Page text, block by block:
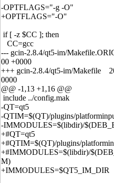
-OPTFLAGS="-g -O"
+OPTFLAGS="-O"
if [ -z $CC ]; then
CC=gcc
--- gcin-2.8.4/qt5-im/
00 +0000
+++ gcin-2.8.4/qt5-im/Makefile
0000
@@ -1,13 +1,16 @@
include ../config.mak
-QT=qt5
-QTIM=$(QT)/plugins/
-IMMODULES=$(libdir)/
+#QT=qt5
+#QTIM=$(QT)/plugins/
+#IMMODULES=$(libdir)/
M)
+IMMODULES=$QT5_IM_DIR